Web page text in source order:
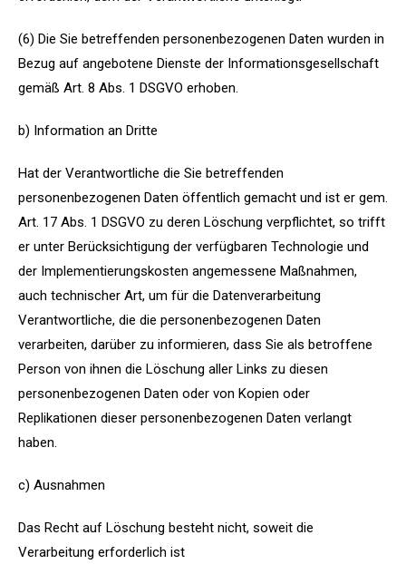
(6) Die Sie betreffenden personenbezogenen Daten wurden in
Bezug auf angebotene Dienste der Informationsgesellschaft
gemäß Art. 8 Abs. 1 DSGVO erhoben.
b) Information an Dritte
Hat der Verantwortliche die Sie betreffenden
personenbezogenen Daten öffentlich gemacht und ist er gem.
Art. 17 Abs. 1 DSGVO zu deren Löschung verpflichtet, so trifft
er unter Berücksichtigung der verfügbaren Technologie und
der Implementierungskosten angemessene Maßnahmen,
auch technischer Art, um für die Datenverarbeitung
Verantwortliche, die die personenbezogenen Daten
verarbeiten, darüber zu informieren, dass Sie als betroffene
Person von ihnen die Löschung aller Links zu diesen
personenbezogenen Daten oder von Kopien oder
Replikationen dieser personenbezogenen Daten verlangt
haben.
c) Ausnahmen
Das Recht auf Löschung besteht nicht, soweit die
Verarbeitung erforderlich ist